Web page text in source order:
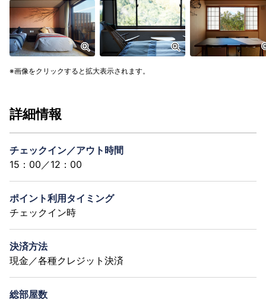
画像をクリックすると拡大表示されます。
詳細情報
チェックイン／アウト時間
15：00／12：00
ポイント利用タイミング
チェックイン時
決済方法
現金／各種クレジット決済
総部屋数